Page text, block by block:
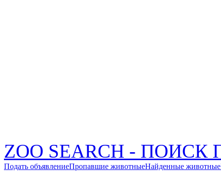
ZOO SEARCH -
Подать объявлениеПропавшие животныеНайденные животные